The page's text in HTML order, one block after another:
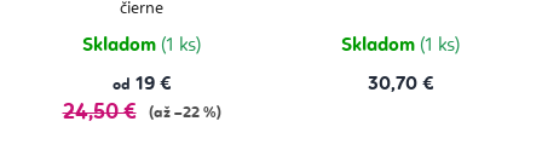
čierne
Skladom (1 ks)
od 19 €
24,50 € (až –22 %)
Skladom (1 ks)
30,70 €